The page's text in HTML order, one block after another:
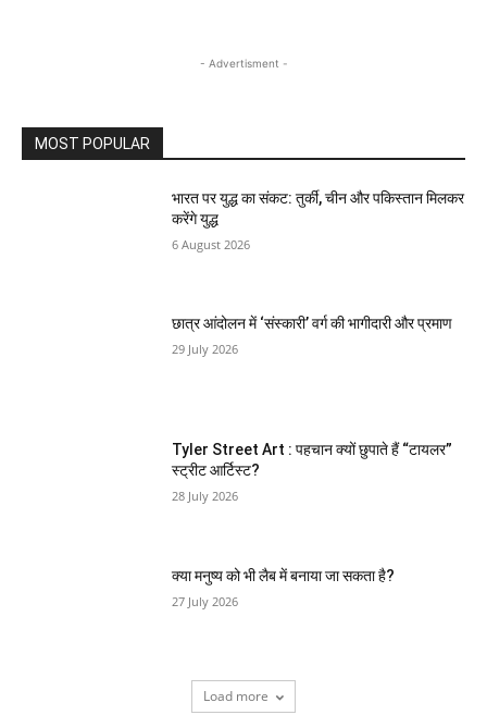
- Advertisment -
MOST POPULAR
भारत पर युद्ध का संकट: तुर्की, चीन और पकिस्तान मिलकर
करेंगे युद्ध
6 August 2026
छात्र आंदोलन में ‘संस्कारी’ वर्ग की भागीदारी और प्रमाण
29 July 2026
Tyler Street Art : पहचान क्यों छुपाते हैं “टायलर”
स्ट्रीट आर्टिस्ट?
28 July 2026
क्या मनुष्य को भी लैब में बनाया जा सकता है?
27 July 2026
Load more